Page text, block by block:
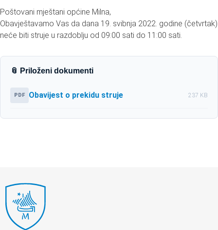
Poštovani mještani općine Milna,
Obavještavamo Vas da dana 19. svibnja 2022. godine (četvrtak)
neće biti struje u razdoblju od 09:00 sati do 11:00 sati.
📎 Priloženi dokumenti
PDF Obavijest o prekidu struje 237 KB